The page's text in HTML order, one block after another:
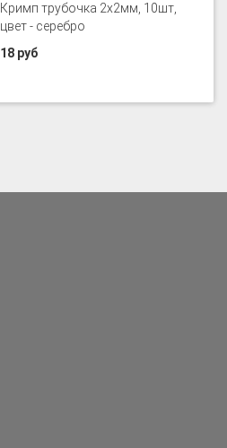
Кримп трубочка 2х2мм, 10шт,
цвет - серебро
18 руб